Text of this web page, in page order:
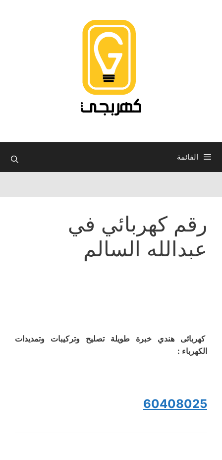
القائمة
رقم كهربائي في
عبدالله السالم
كهربائى هندي خبرة طويلة تصليح وتركيبات وتمديدات
الكهرباء :
60408025